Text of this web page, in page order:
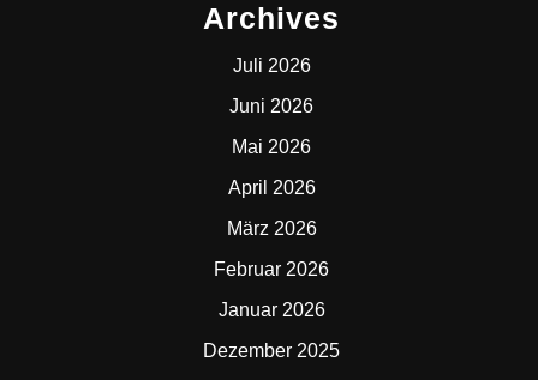
Archives
Juli 2026
Juni 2026
Mai 2026
April 2026
März 2026
Februar 2026
Januar 2026
Dezember 2025